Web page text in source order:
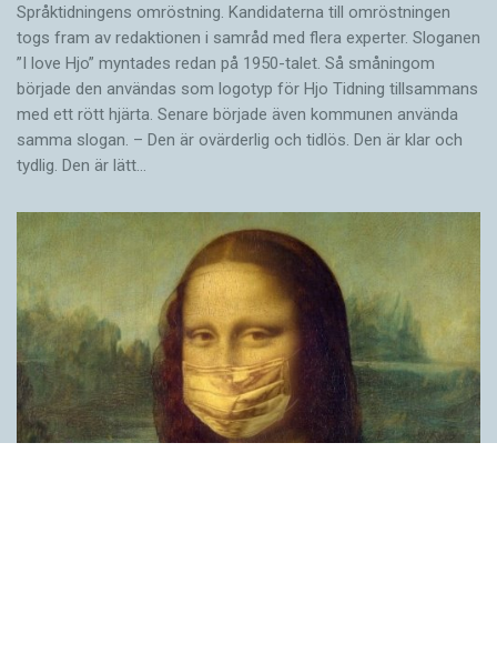
Språktidningens omröstning. Kandidaterna till omröstningen
togs fram av redaktionen i samråd med flera experter. Sloganen
”I love Hjo” myntades redan på 1950-talet. Så småningom
började den användas som logotyp för Hjo Tidning tillsammans
med ett rött hjärta. Senare började även kommunen använda
samma slogan. – Den är ovärderlig och tidlös. Den är klar och
tydlig. Den är lätt…